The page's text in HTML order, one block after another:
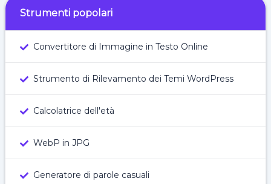
Strumenti popolari
Convertitore di Immagine in Testo Online
Strumento di Rilevamento dei Temi WordPress
Calcolatrice dell'età
WebP in JPG
Generatore di parole casuali